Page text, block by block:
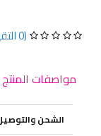
(0 التقييمات)
مواصفات المنتج
الشحن